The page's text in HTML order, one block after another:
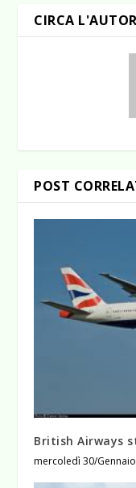
CIRCA
POST
British Airways
mercoledì 30/